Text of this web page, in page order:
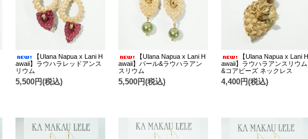
【Ulana Napua x Lani H
awaii】ラウハラレッドアンス
リウム
5,500円(税込)
【Ulana Napua x Lani H
awaii】パール&ラウハラアン
スリウム
5,500円(税込)
【Ulana Napua x Lani H
awaii】ラウハラアンスリウム
&コアビーズ ネックレス
4,400円(税込)